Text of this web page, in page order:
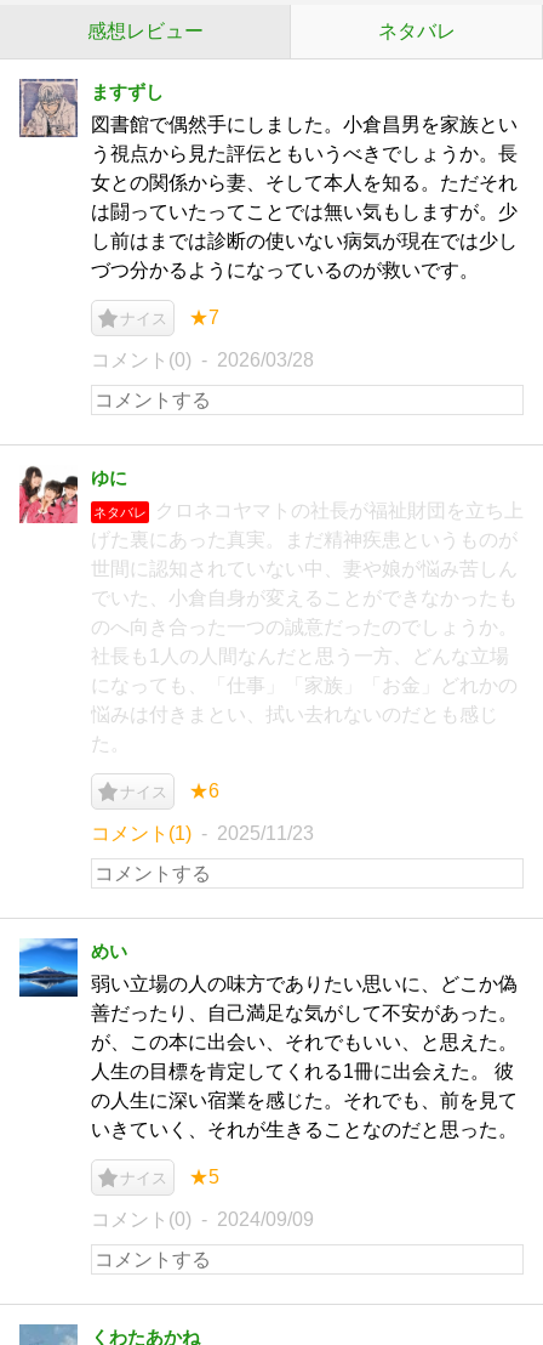
感想レビュー ネタバレ
ますずし
図書館で偶然手にしました。小倉昌男を家族とい
う視点から見た評伝ともいうべきでしょうか。長
女との関係から妻、そして本人を知る。ただそれ
は闘っていたってことでは無い気もしますが。少
し前はまでは診断の使いない病気が現在では少し
づつ分かるようになっているのが救いです。
ナイス ★7
コメント(0) 2026/03/28
ゆに
ネタバレ
クロネコヤマトの社長が福祉財団を立ち上
げた裏にあった真実。まだ精神疾患というものが
世間に認知されていない中、妻や娘が悩み苦しん
でいた、小倉自身が変えることができなかったも
のへ向き合った一つの誠意だったのでしょうか。
社長も1人の人間なんだと思う一方、どんな立場
になっても、「仕事」「家族」「お金」どれかの
悩みは付きまとい、拭い去れないのだとも感じ
た。
ナイス ★6
コメント(1) 2025/11/23
めい
弱い立場の人の味方でありたい思いに、どこか偽
善だったり、自己満足な気がして不安があった。
が、この本に出会い、それでもいい、と思えた。
人生の目標を肯定してくれる1冊に出会えた。 彼
の人生に深い宿業を感じた。それでも、前を見て
いきていく、それが生きることなのだと思った。
ナイス ★5
コメント(0) 2024/09/09
くわたあかね